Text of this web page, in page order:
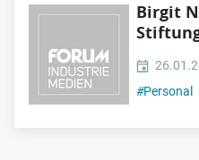
Birgit
#Personal